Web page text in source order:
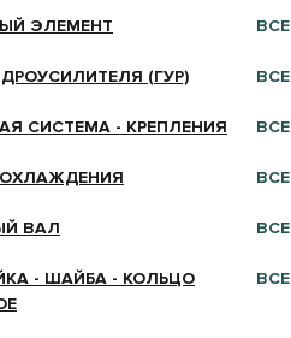
ВСЕ
ЭЛЕМЕНТ
ВСЕ
(ГУР)
ВСЕ
СИСТЕМА - КРЕПЛЕНИЯ
ВСЕ
ВСЕ
ВАЛ
ВСЕ
- ШАЙБА - КОЛЬЦО